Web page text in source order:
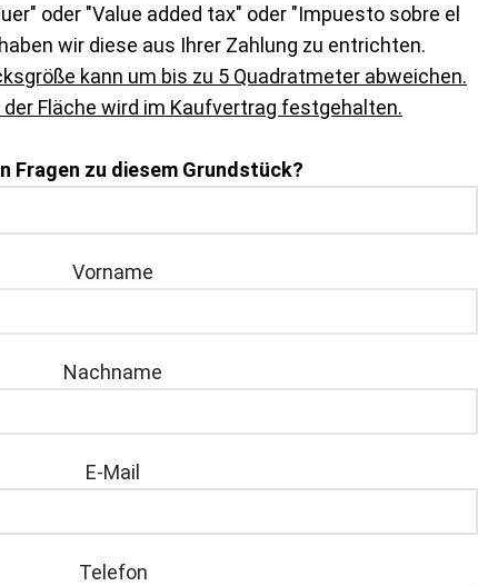
oder "Value added tax" oder "Impuesto sobre el
wir diese aus Ihrer Zahlung zu entrichten.
kann um bis zu 5 Quadratmeter abweichen.
der Fläche wird im Kaufvertrag festgehalten.
Fragen zu diesem Grundstück?
Vorname
Nachname
E-Mail
Telefon